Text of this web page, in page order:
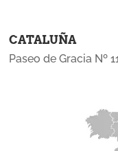
CATALUÑA
Paseo de Gracia Nº